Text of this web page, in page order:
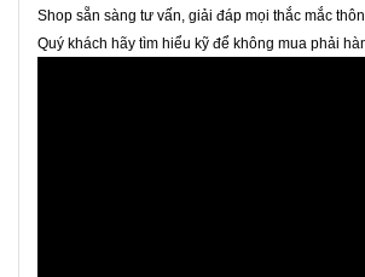
Shop sẵn sàng tư vấn, giải đáp mọi thắc mắc
Quý khách hãy tìm hiểu kỹ để không mua phải